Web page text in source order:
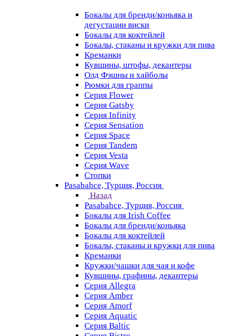
Бокалы для бренди/коньяка и
дегустации виски
Бокалы для коктейлей
Бокалы, стаканы и кружки для пива
Креманки
Кувшины, штофы, декантеры
Олд Фэшны и хайболы
Рюмки для граппы
Серия Flower
Серия Gatsby
Серия Infinity
Серия Sensation
Серия Space
Серия Tandem
Серия Vesta
Серия Wave
Стопки
Pasabahce, Турция, Россия
Назад
Pasabahce, Турция, Россия
Бокалы для Irish Coffee
Бокалы для бренди/коньяка
Бокалы для коктейлей
Бокалы, стаканы и кружки для пива
Креманки
Кружки/чашки для чая и кофе
Кувшины, графины, декантеры
Серия Allegra
Серия Amber
Серия Amorf
Серия Aquatic
Серия Baltic